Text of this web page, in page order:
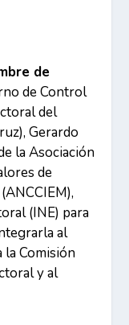
de
de Control
del
Gerardo
la Asociación
de
ANCCIEM),
(INE) para
al
la Comisión
y al